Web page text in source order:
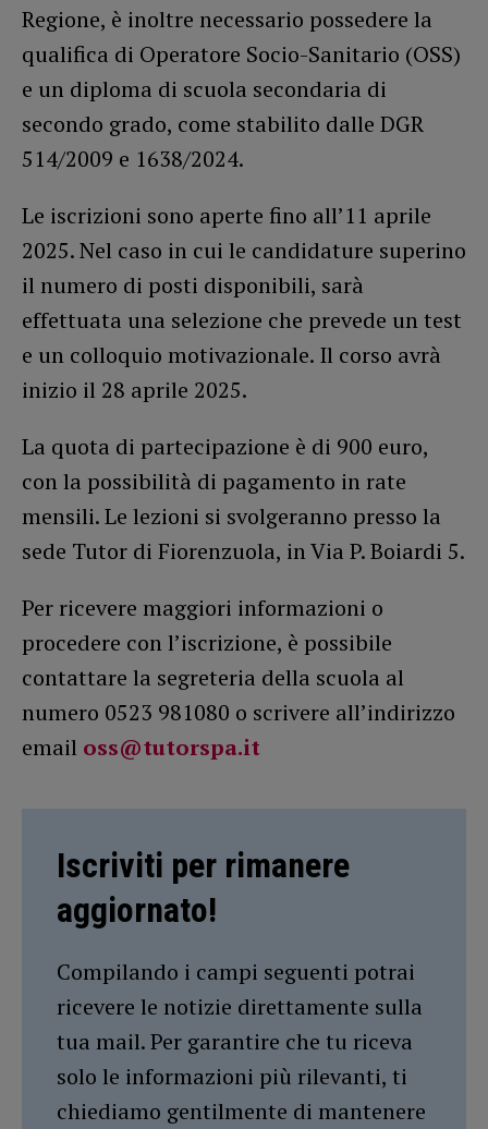
Regione, è inoltre necessario possedere la
qualifica di Operatore Socio-Sanitario (OSS)
e un diploma di scuola secondaria di
secondo grado, come stabilito dalle DGR
514/2009 e 1638/2024.
Le iscrizioni sono aperte fino all’11 aprile
2025. Nel caso in cui le candidature superino
il numero di posti disponibili, sarà
effettuata una selezione che prevede un test
e un colloquio motivazionale. Il corso avrà
inizio il 28 aprile 2025.
La quota di partecipazione è di 900 euro,
con la possibilità di pagamento in rate
mensili. Le lezioni si svolgeranno presso la
sede Tutor di Fiorenzuola, in Via P. Boiardi 5.
Per ricevere maggiori informazioni o
procedere con l’iscrizione, è possibile
contattare la segreteria della scuola al
numero 0523 981080 o scrivere all’indirizzo
email oss@tutorspa.it
Iscriviti per rimanere
aggiornato!
Compilando i campi seguenti potrai
ricevere le notizie direttamente sulla
tua mail. Per garantire che tu riceva
solo le informazioni più rilevanti, ti
chiediamo gentilmente di mantenere